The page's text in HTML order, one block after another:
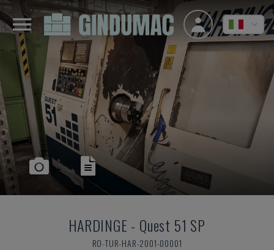
HARDINGE - Quest 51 SP
RO-TUR-HAR-2001-00001